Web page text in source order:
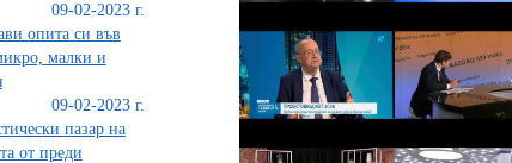
09-02-2023 г.
опита си във
малки и
09-02-2023 г.
пазар на
от преди